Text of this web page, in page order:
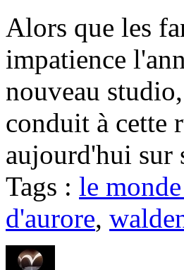
Alors que les
impatience
nouveau
conduit à cette
aujourd'hui sur
Tags : le
d'aurore,